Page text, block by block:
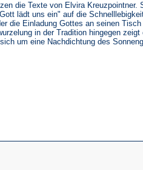
die Texte von Elvira Kreuzpointner.
lädt uns ein" auf die
die Einladung Gottes an seinen Tisch
in der Tradition hingegen zeigt
um eine Nachdichtung des